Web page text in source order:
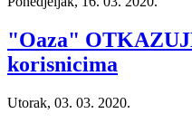
"Oaza"
korisnicima
Utorak, 03. 03. 2020.